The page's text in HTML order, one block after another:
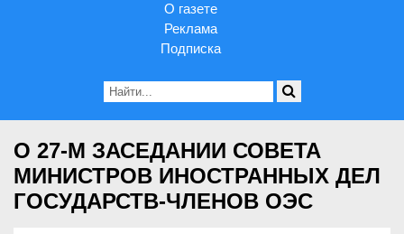
О газете
Реклама
Подписка
О 27-М ЗАСЕДАНИИ СОВЕТА
МИНИСТРОВ ИНОСТРАННЫХ ДЕЛ
ГОСУДАРСТВ-ЧЛЕНОВ ОЭС